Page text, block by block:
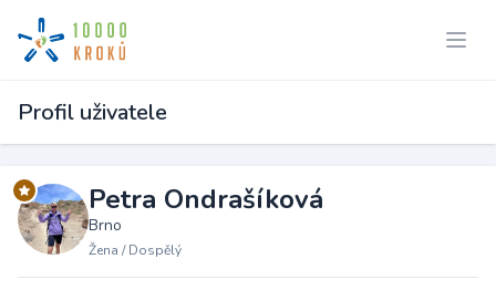
Profil uživatele
Petra Ondrašíková
Brno
Žena / Dospělý